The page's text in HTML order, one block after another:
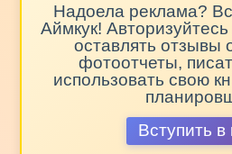
Надоела реклама?
Аймкук!
оставлять отзывы
фотоотчеты,
использовать свою
Вступить в